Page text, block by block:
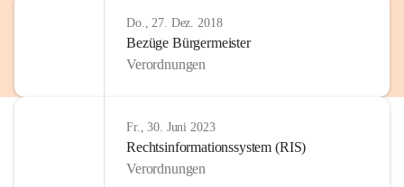
Do., 27. Dez. 2018
Bezüge Bürgermeister
Verordnungen
Fr., 30. Juni 2023
Rechtsinformationssystem (RIS)
Verordnungen